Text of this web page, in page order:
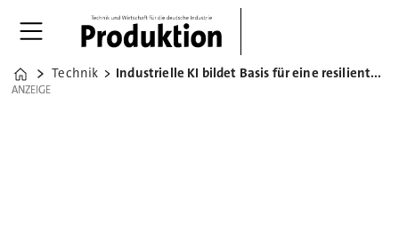
Home
Technik Industrielle KI bildet Basis für eine resiliente Industrie
ANZEIGE
ANZEIGE